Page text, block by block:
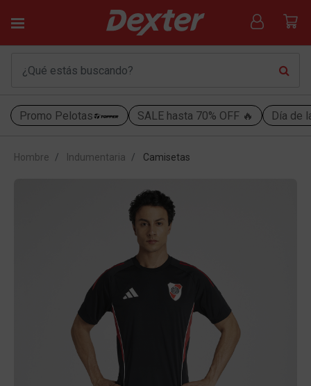
Promo Pelotas SALE hasta 70% OFF 🔥 Día de
Hombre Indumentaria Camisetas